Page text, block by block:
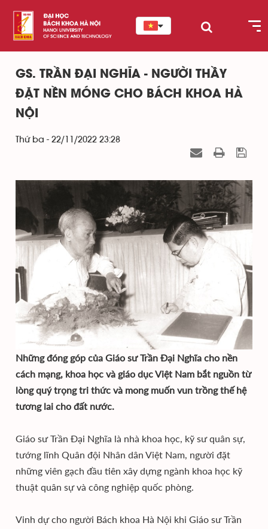
GS. TRẦN ĐẠI NGHĨA - NGƯỜI THẦY
ĐẶT NỀN MÓNG CHO BÁCH KHOA HÀ
NỘI
Thứ ba - 22/11/2022 23:28
Những đóng góp của Giáo sư Trần Đại Nghĩa cho nền
cách mạng, khoa học và giáo dục Việt Nam bắt nguồn từ
lòng quý trọng tri thức và mong muốn vun trồng thế hệ
tương lai cho đất nước.
Giáo sư Trần Đại Nghĩa là nhà khoa học, kỹ sư quân sự,
tướng lĩnh Quân đội Nhân dân Việt Nam, người đặt
những viên gạch đầu tiên xây dựng ngành khoa học kỹ
thuật quân sự và công nghiệp quốc phòng.
Vinh dự cho người Bách khoa Hà Nội khi Giáo sư Trần